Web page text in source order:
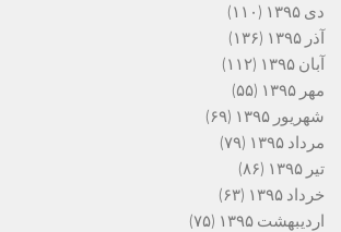
دی ۱۳۹۵
(۱۱۰)
آذر ۱۳۹۵
(۱۳۶)
آبان ۱۳۹۵
(۱۱۲)
مهر ۱۳۹۵
(۵۵)
شهریور ۱۳۹۵
(۶۹)
مرداد ۱۳۹۵
(۷۹)
تیر ۱۳۹۵
(۸۶)
خرداد ۱۳۹۵
(۶۳)
اردیبهشت ۱۳۹۵
(۷۵)